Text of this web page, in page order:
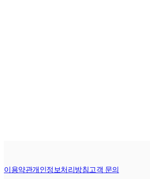
이용약관개인정보처리방침고객 문의